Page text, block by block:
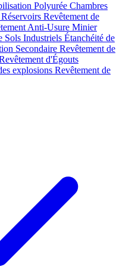
Polyurée Chambres
Revêtement de
Anti-Usure Minier
Sols Industriels Étanchéité de
Secondaire Revêtement de
d'Égouts
explosions Revêtement de